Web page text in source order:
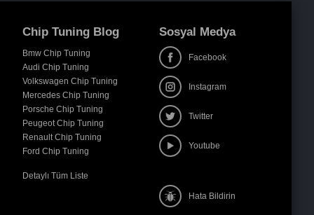
Chip Tuning Blog
Bmw Chip Tuning
Audi Chip Tuning
Volkswagen Chip Tuning
Mercedes Chip Tuning
Porsche Chip Tuning
Peugeot Chip Tuning
Renault Chip Tuning
Ford Chip Tuning
Detaylı Tüm Liste
Sosyal Medya
Facebook
Instagram
Twitter
Youtube
Hata Bildirin